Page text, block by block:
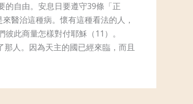
的自由。安息日要遵守39條「正
醫治這種病。懷有這種看法的人，
此商量怎樣對付耶穌（11）。
人。因為天主的國已經來臨，而且